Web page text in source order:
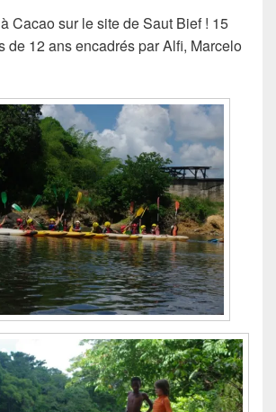
Cacao sur le site de Saut Bief ! 15
de 12 ans encadrés par Alfi, Marcelo